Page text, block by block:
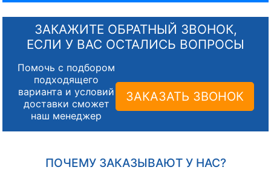
ЗАКАЖИТЕ ОБРАТНЫЙ ЗВОНОК,
ЕСЛИ У ВАС ОСТАЛИСЬ ВОПРОСЫ
Помочь с подбором
подходящего
варианта и условий
доставки сможет
наш менеджер
ЗАКАЗАТЬ ЗВОНОК
ПОЧЕМУ ЗАКАЗЫВАЮТ У НАС?